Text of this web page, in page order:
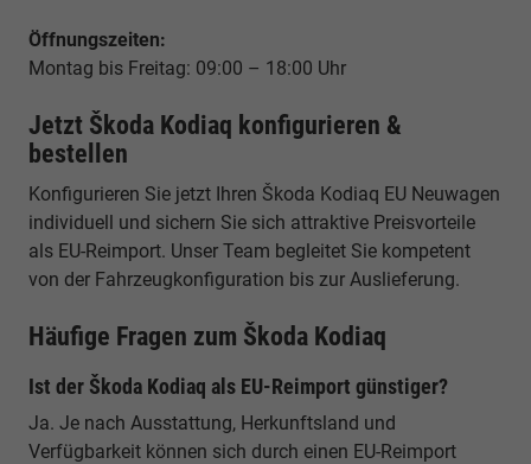
Öffnungszeiten:
Montag bis Freitag: 09:00 – 18:00 Uhr
Jetzt Škoda Kodiaq konfigurieren &
bestellen
Konfigurieren Sie jetzt Ihren Škoda Kodiaq EU Neuwagen
individuell und sichern Sie sich attraktive Preisvorteile
als EU-Reimport. Unser Team begleitet Sie kompetent
von der Fahrzeugkonfiguration bis zur Auslieferung.
Häufige Fragen zum Škoda Kodiaq
Ist der Škoda Kodiaq als EU-Reimport günstiger?
Ja. Je nach Ausstattung, Herkunftsland und
Verfügbarkeit können sich durch einen EU-Reimport